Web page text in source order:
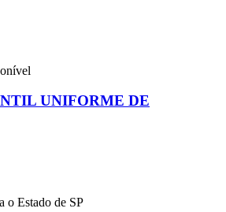
UNIFORME DE
o Estado de SP